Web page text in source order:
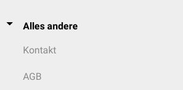
Alles andere
Kontakt
AGB